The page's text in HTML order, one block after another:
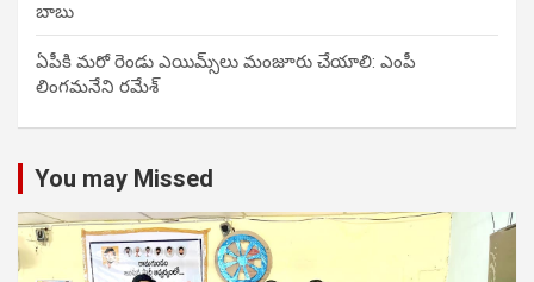
బాబు
ఏపీకి మరో రెండు ఎయిమ్స్‌లు మంజూరు చేయాలి: ఎంపీ
లింగమనేని రమేశ్
You may Missed